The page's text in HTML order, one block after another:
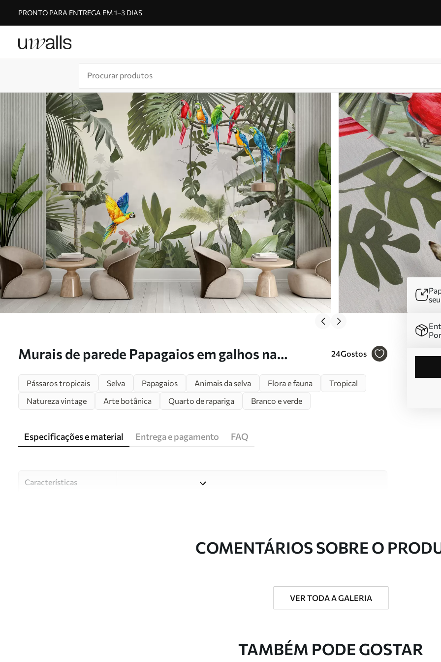
PRONTO PARA ENTREGA EM 1–3 DIAS
Murais de parede Papagaios em galhos na
24Gostos
Pássaros tropicais Selva Papagaios Animais da selva Flora e fauna
Tropical
Natureza vintage
Arte botânica Quarto de rapariga Branco e verde
Especificações e material Entrega e pagamento FAQ
Características
Estúdio de design Uwalls
Disponível com revestimento de verniz e/ou adesivo para papel de parede.
COMENTÁRIOS SOBRE O
VER TODA A GALERIA
TAMBÉM PODE GOSTAR